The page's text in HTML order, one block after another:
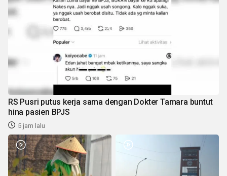
RS Pusri putus kerja sama dengan Dokter Tamara buntut
hina pasien BPJS
5 jam lalu